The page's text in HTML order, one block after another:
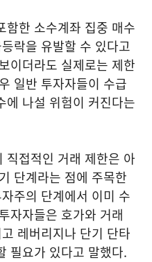
함한 소수계좌 집중 매수
락을 유발할 수 있다고
이더라도 실제로는 제한
일반 투자자들이 수급
에 나설 위험이 커진다는
직접적인 거래 제한은 아
단계라는 점에 주목한
주의 단계에서 이미 수
자자들은 호가와 거래
레버리지나 단기 단타
필요가 있다고 말했다.